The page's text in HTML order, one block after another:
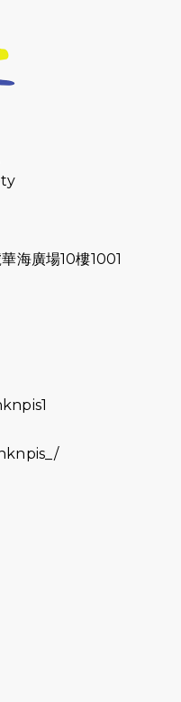
練習 - 7月23日
練習 - 7月16日
里分享暨香港傷健共
宴】
練習 - 7月9日（19:00
練習 - 6月18日
練習 - 6月11日（19:00
海廣場10樓1001